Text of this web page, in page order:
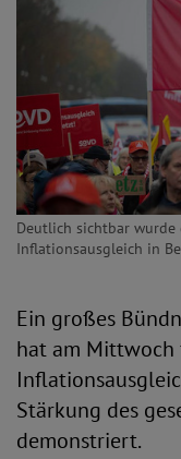
Deutlich sichtbar
Inflationsausgleich in
Ein großes
hat am Mittwoch
Stärkung des
demonstriert.